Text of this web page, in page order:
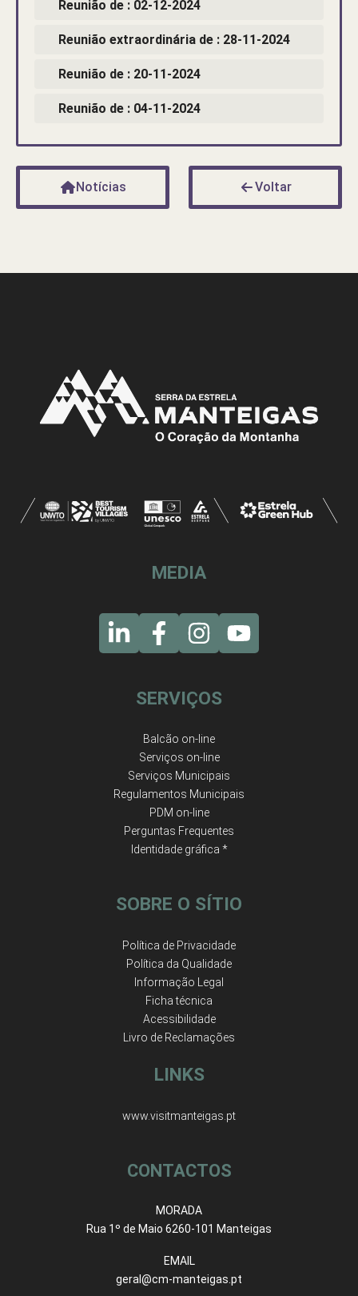
Reunião de : 02-12-2024
Reunião extraordinária de : 28-11-2024
Reunião de : 20-11-2024
Reunião de : 04-11-2024
Notícias Voltar
MEDIA
SERVIÇOS
Balcão on-line
Serviços on-line
Serviços Municipais
Regulamentos Municipais
PDM on-line
Perguntas Frequentes
Identidade gráfica *
SOBRE O SÍTIO
Política de Privacidade
Política da Qualidade
Informação Legal
Ficha técnica
Acessibilidade
Livro de Reclamações
LINKS
www.visitmanteigas.pt
CONTACTOS
MORADA
Rua 1º de Maio 6260-101 Manteigas
EMAIL
geral@cm-manteigas.pt